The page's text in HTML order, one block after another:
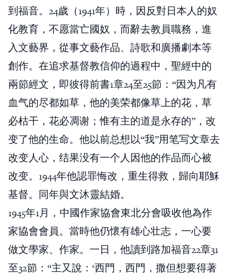
到福音。24歲（1941年）時，因反對日本人的奴
化教育，不愿當亡國奴，而辭去教員職務，進
入文藝界，從事文藝作品、詩歌和廣播劇本等
創作。在追求基督教信仰的過程中，聖經中的
兩節經文，即彼得前書1章24至25節：“因为凡有
血气的尽都如草，他的美荣都像草上的花，草
必枯干，花必凋谢；惟有主的道是永存的”，改
变了他的生命。他以前总想以“我”用笔写文章去
改变人心，结果没有一个人因他的作品而心被
改变。1944年他認罪悔改，重生得救，歸向耶穌
基督。同年與文沐靈結婚。
1945年1月，中國作家協會東北分會吸收他為作
家協會會員。當時他仍懷有雄心壮志，一心要
做文學家、作家。一日，他讀到路加福音22章31
至32節：“主又說：‘西門，西門，撒但想要得著